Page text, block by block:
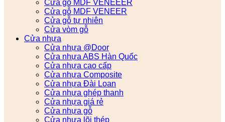
Cửa gỗ MDF VENEEER
Cửa gỗ MDF VENEER
Cửa gỗ tự nhiên
Cửa vòm gỗ
Cửa nhựa
Cửa nhựa @Door
Cửa nhựa ABS Hàn Quốc
Cửa nhựa cao cấp
Cửa nhựa Composite
Cửa nhựa Đài Loan
Cửa nhựa ghép thanh
Cửa nhựa giá rẻ
Cửa nhựa gỗ
Cửa nhựa lõi thép